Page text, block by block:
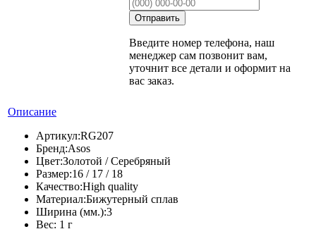
Введите номер телефона, наш
менеджер сам позвонит вам,
уточнит все детали и оформит на
вас заказ.
Описание
Артикул:RG207
Бренд:Asos
Цвет:Золотой / Серебряный
Размер:16 / 17 / 18
Качество:High quality
Материал:Бижутерный сплав
Ширина (мм.):3
Вес: 1 г